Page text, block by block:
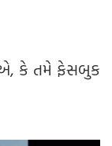
કે તમે ફેસબુક